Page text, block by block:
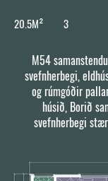
20.5M² 3
M54
svefnherbegi,
og rúmgóðir
húsið, Borið
svefnherbegi